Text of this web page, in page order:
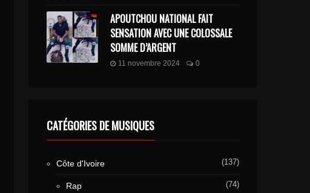
APOUTCHOU NATIONAL FAIT
SENSATION AVEC UNE COLOSSALE
SOMME D’ARGENT
11 novembre 2024 0
CATÉGORIES DE MUSIQUES
Côte d'Ivoire (137)
Rap (74)